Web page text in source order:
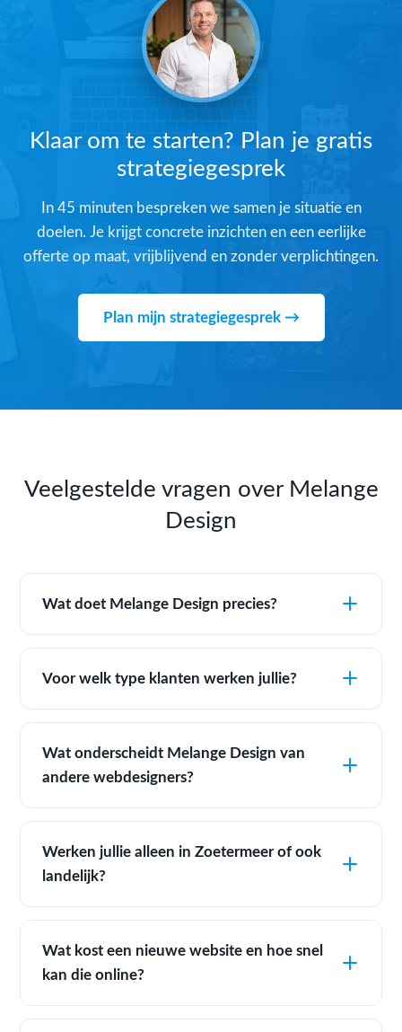
Klaar om te starten? Plan je gratis
strategiegesprek
In 45 minuten bespreken we samen je situatie en
doelen. Je krijgt concrete inzichten en een eerlijke
offerte op maat, vrijblijvend en zonder verplichtingen.
Plan mijn strategiegesprek →
Veelgestelde vragen over Melange
Design
Wat doet Melange Design precies?
Voor welk type klanten werken jullie?
Wat onderscheidt Melange Design van
andere webdesigners?
Werken jullie alleen in Zoetermeer of ook
landelijk?
Wat kost een nieuwe website en hoe snel
kan die online?